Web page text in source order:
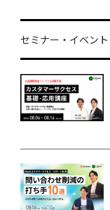
セミナー・イベント